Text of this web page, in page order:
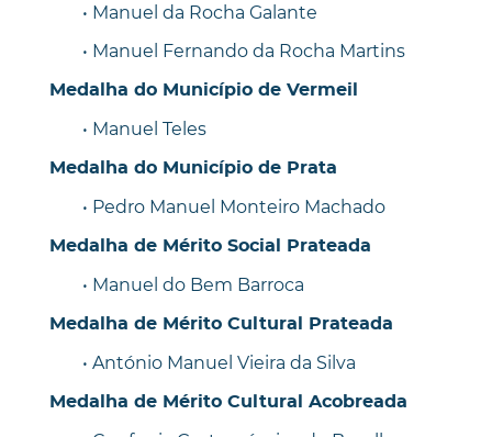
• Manuel da Rocha Galante
• Manuel Fernando da Rocha Martins
Medalha do Município de Vermeil
• Manuel Teles
Medalha do Município de Prata
• Pedro Manuel Monteiro Machado
Medalha de Mérito Social Prateada
• Manuel do Bem Barroca
Medalha de Mérito Cultural Prateada
• António Manuel Vieira da Silva
Medalha de Mérito Cultural Acobreada